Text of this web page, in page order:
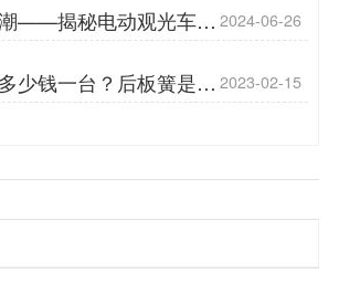
——揭秘电动观光车备
原因「专菱」
2024-06-26
少钱一台？后板簧是什 2023-02-15